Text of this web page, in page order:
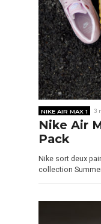
NIKE AIR MAX 1 3
Nike Air
Pack
Nike sort deux
collection